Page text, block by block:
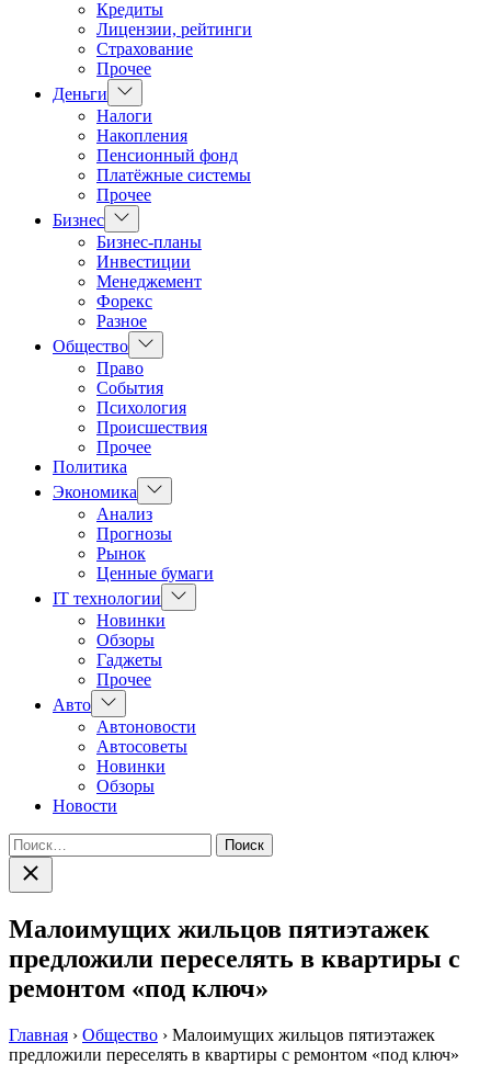
Кредиты
Лицензии, рейтинги
Страхование
Прочее
Деньги
Показать
подменю
Налоги
Накопления
Пенсионный фонд
Платёжные системы
Прочее
Бизнес Показать
подменю
Бизнес-планы
Инвестиции
Менеджемент
Форекс
Разное
Общество Показать
подменю
Право
События
Психология
Происшествия
Прочее
Политика
Экономика
Показать
подменю
Анализ
Прогнозы
Рынок
Ценные бумаги
IT технологии
Показать
подменю
Новинки
Обзоры
Гаджеты
Прочее
Авто Показать
подменю
Автоновости
Автосоветы
Новинки
Обзоры
Новости
Найти:
Закрыть
поиск
Малоимущих жильцов пятиэтажек
предложили переселять в квартиры с
ремонтом «под ключ»
Главная › Общество › Малоимущих жильцов пятиэтажек
предложили переселять в квартиры с ремонтом «под ключ»